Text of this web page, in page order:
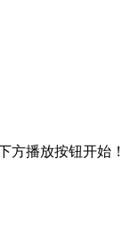
方播放按钮开始！